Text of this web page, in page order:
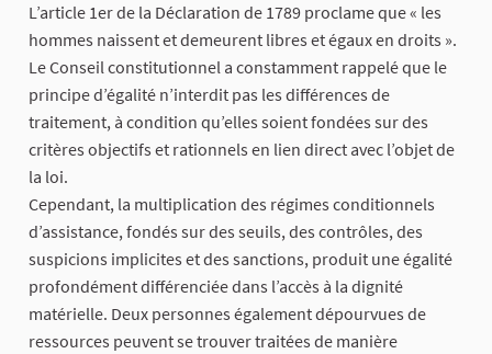
L’article 1er de la Déclaration de 1789 proclame que « les
hommes naissent et demeurent libres et égaux en droits ».
Le Conseil constitutionnel a constamment rappelé que le
principe d’égalité n’interdit pas les différences de
traitement, à condition qu’elles soient fondées sur des
critères objectifs et rationnels en lien direct avec l’objet de
la loi.
Cependant, la multiplication des régimes conditionnels
d’assistance, fondés sur des seuils, des contrôles, des
suspicions implicites et des sanctions, produit une égalité
profondément différenciée dans l’accès à la dignité
matérielle. Deux personnes également dépourvues de
ressources peuvent se trouver traitées de manière